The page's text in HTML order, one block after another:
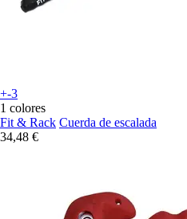
+-3
1 colores
Fit & Rack Cuerda de escalada
34,48 €